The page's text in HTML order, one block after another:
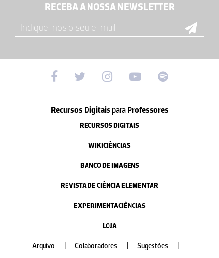
RECEBA A NOSSA NEWSLETTER
Recursos Digitais paraProfessores
RECURSOS DIGITAIS
WIKICIÊNCIAS
BANCO DE IMAGENS
REVISTA DE CIÊNCIA ELEMENTAR
EXPERIMENTACIÊNCIAS
LOJA
Arquivo Colaboradores Sugestões